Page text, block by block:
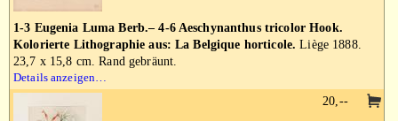
1-3 Eugenia Luma Berb.– 4-6 Aeschynanthus tricolor Hook.
Kolorierte Lithographie aus: La Belgique horticole. Liège 1888.
23,7 x 15,8 cm. Rand gebräunt.
Details anzeigen…
20,--